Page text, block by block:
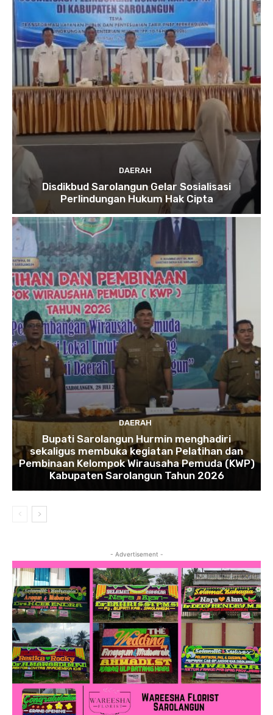
DAERAH
Disdikbud Sarolangun Gelar Sosialisasi
Perlindungan Hukum Hak Cipta
DAERAH
Bupati Sarolangun Hurmin menghadiri
sekaligus membuka kegiatan Pelatihan dan
Pembinaan Kelompok Wirausaha Pemuda (KWP)
Kabupaten Sarolangun Tahun 2026
- Advertisement -